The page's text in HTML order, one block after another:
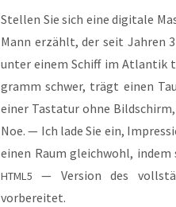
Stel­len Sie sich eine digi­ta­le
Mann erzählt, der seit Jah­ren
unter einem Schiff im Atlan­tik
gramm schwer, trägt einen
einer Tas­ta­tur ohne
Noe. — Ich lade Sie ein,
einen Raum gleich­wohl, indem
HTML5
— Ver­si­on des
vorbereitet.